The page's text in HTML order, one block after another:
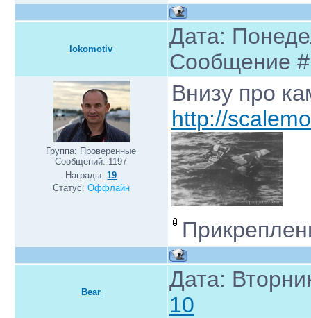
lokomotiv
Дата:
Сообщение
Группа: Проверенные
Сообщений: 1197
Награды:19
Статус: Оффлайн
Внизу про
http://
Bear
Дата:
10